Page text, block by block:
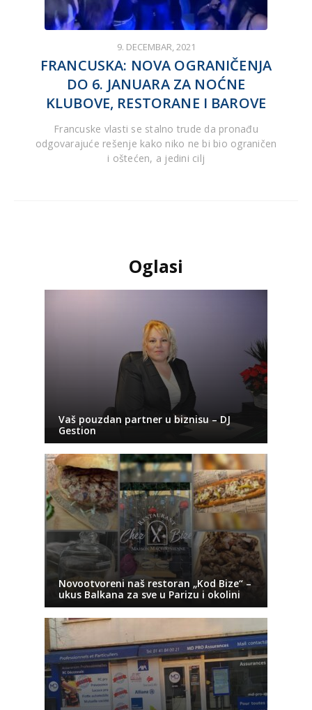
9. DECEMBAR, 2021
FRANCUSKA: NOVA OGRANIČENJA
DO 6. JANUARA ZA NOĆNE
KLUBOVE, RESTORANE I BAROVE
Francuske vlasti se stalno trude da pronađu
odgovarajuće rešenje kako niko ne bi bio ograničen
i oštećen, a jedini cilj
Oglasi
Vaš pouzdan partner u biznisu – DJ
Gestion
Novootvoreni naš restoran „Kod Bize“ –
ukus Balkana za sve u Parizu i okolini